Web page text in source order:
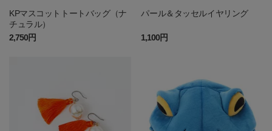
KPマスコットトートバッグ（ナ
チュラル）
2,750円
パール＆タッセルイヤリング
1,100円